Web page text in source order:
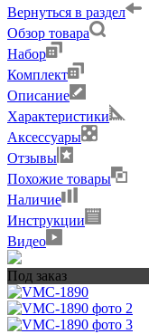
Вернуться в раздел
Обзор товара
Набор
Комплект
Описание
Характеристики
Аксессуары
Отзывы
Похожие товары
Наличие
Инструкции
Видео
Под заказ